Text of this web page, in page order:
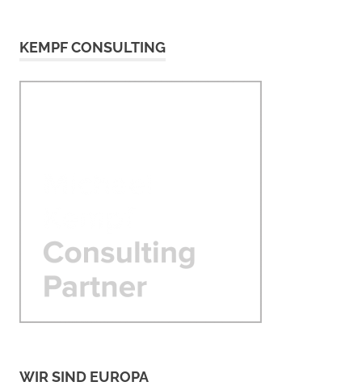
KEMPF CONSULTING
WIR SIND EUROPA